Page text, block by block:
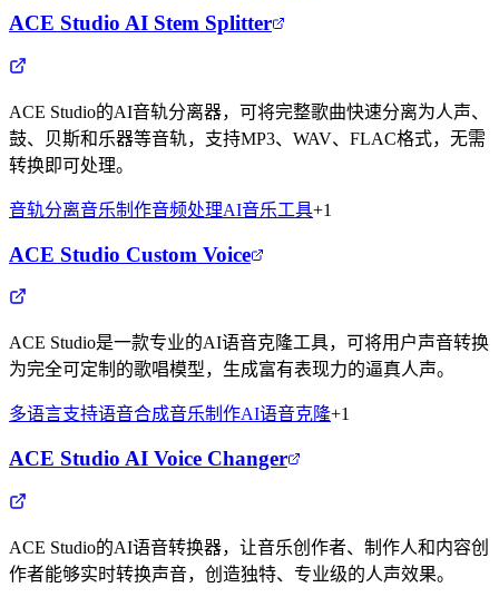
ACE Studio AI Stem Splitter
ACE Studio的AI音轨分离器，可将完整歌曲快速分离为人声、
鼓、贝斯和乐器等音轨，支持MP3、WAV、FLAC格式，无需
转换即可处理。
音轨分离音乐制作音频处理AI音乐工具+1
ACE Studio Custom Voice
ACE Studio是一款专业的AI语音克隆工具，可将用户声音转换
为完全可定制的歌唱模型，生成富有表现力的逼真人声。
多语言支持语音合成音乐制作AI语音克隆+1
ACE Studio AI Voice Changer
ACE Studio的AI语音转换器，让音乐创作者、制作人和内容创
作者能够实时转换声音，创造独特、专业级的人声效果。